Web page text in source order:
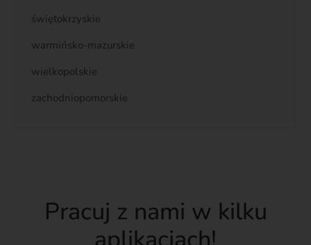
świętokrzyskie
warmińsko-mazurskie
wielkopolskie
zachodniopomorskie
Pracuj z nami w kilku